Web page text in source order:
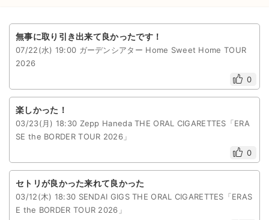
無事に取り引き出来て良かったです！
07/22(水) 19:00 ガーデンシアター Home Sweet Home TOUR
2026
0
楽しかった！
03/23(月) 18:30 Zepp Haneda THE ORAL CIGARETTES「ERA
SE the BORDER TOUR 2026」
0
セトリが良かった来れて良かった
03/12(木) 18:30 SENDAI GIGS THE ORAL CIGARETTES「ERAS
E the BORDER TOUR 2026」